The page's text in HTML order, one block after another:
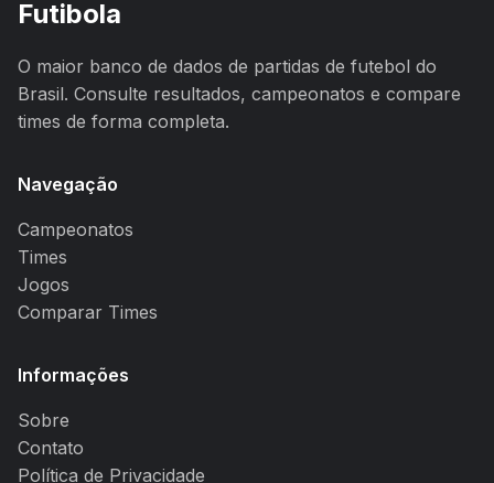
Futibola
O maior banco de dados de partidas de futebol do
Brasil. Consulte resultados, campeonatos e compare
times de forma completa.
Navegação
Campeonatos
Times
Jogos
Comparar Times
Informações
Sobre
Contato
Política de Privacidade